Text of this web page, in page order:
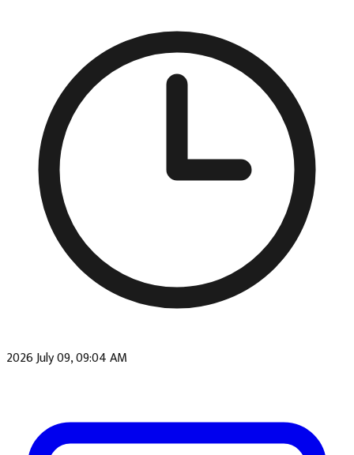
2026 July 09, 09:04 AM